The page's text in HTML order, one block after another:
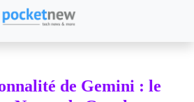
de Gemini : le